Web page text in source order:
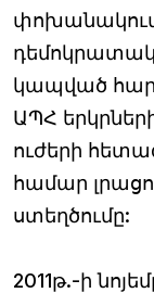
կապված
ԱՊՀ
ուժերի
համար
ստեղծումը:
2011թ.-ի